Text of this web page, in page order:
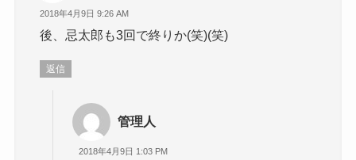
2018年4月9日 9:26 AM
後、忌太郎も3回で終りか(笑)(笑)
返信
管理人
2018年4月9日 1:03 PM